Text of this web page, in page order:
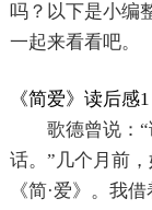
吗？以下是小编
一起来看看吧。
《简爱》读后感1
歌德曾说：
话。”几个月前
《简·爱》。我